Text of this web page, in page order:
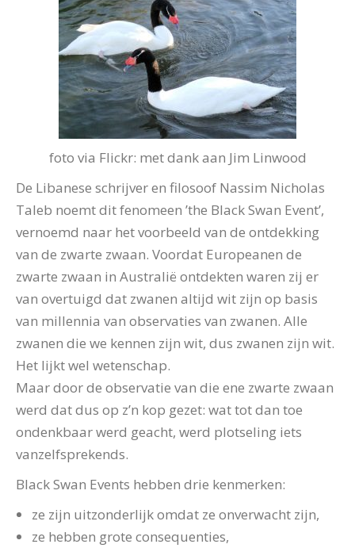
foto via Flickr: met dank aan Jim Linwood
De Libanese schrijver en filosoof Nassim Nicholas
Taleb noemt dit fenomeen ’the Black Swan Event’,
vernoemd naar het voorbeeld van de ontdekking
van de zwarte zwaan. Voordat Europeanen de
zwarte zwaan in Australië ontdekten waren zij er
van overtuigd dat zwanen altijd wit zijn op basis
van millennia van observaties van zwanen. Alle
zwanen die we kennen zijn wit, dus zwanen zijn wit.
Het lijkt wel wetenschap.
Maar door de observatie van die ene zwarte zwaan
werd dat dus op z’n kop gezet: wat tot dan toe
ondenkbaar werd geacht, werd plotseling iets
vanzelfsprekends.
Black Swan Events hebben drie kenmerken:
ze zijn uitzonderlijk omdat ze onverwacht zijn,
ze hebben grote consequenties,